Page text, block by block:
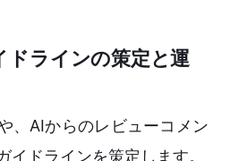
ドラインの策定と運
、AIからのレビューコメン
イドラインを策定します。